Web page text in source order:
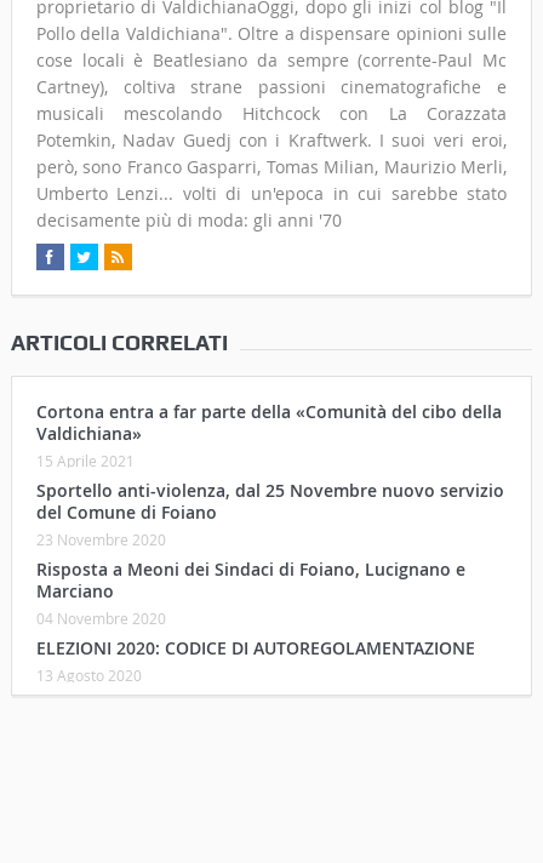
proprietario di ValdichianaOggi, dopo gli inizi col blog "Il
Pollo della Valdichiana". Oltre a dispensare opinioni sulle
cose locali è Beatlesiano da sempre (corrente-Paul Mc
Cartney), coltiva strane passioni cinematografiche e
musicali mescolando Hitchcock con La Corazzata
Potemkin, Nadav Guedj con i Kraftwerk. I suoi veri eroi,
però, sono Franco Gasparri, Tomas Milian, Maurizio Merli,
Umberto Lenzi... volti di un'epoca in cui sarebbe stato
decisamente più di moda: gli anni '70
ARTICOLI CORRELATI
Cortona entra a far parte della «Comunità del cibo della
Valdichiana»
15 Aprile 2021
Sportello anti-violenza, dal 25 Novembre nuovo servizio
del Comune di Foiano
23 Novembre 2020
Risposta a Meoni dei Sindaci di Foiano, Lucignano e
Marciano
04 Novembre 2020
ELEZIONI 2020: CODICE DI AUTOREGOLAMENTAZIONE
13 Agosto 2020